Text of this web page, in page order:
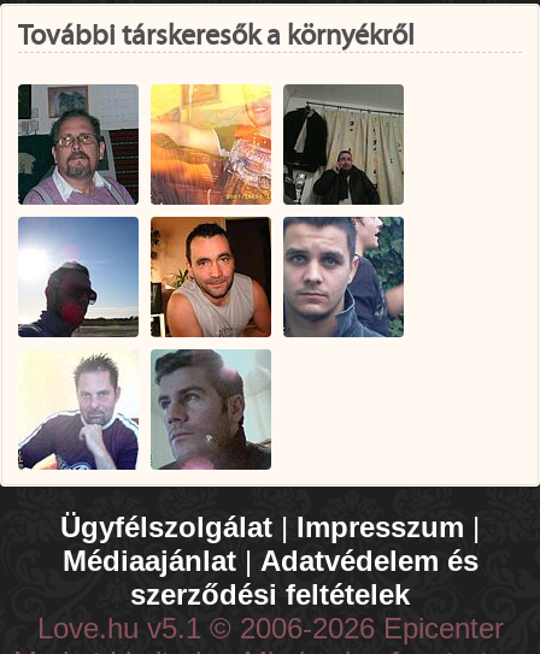
További társkeresők a környékről
Ügyfélszolgálat | Impresszum |
Médiaajánlat| Adatvédelem és
szerződési feltételek
Love.hu v5.1 © 2006-2026 Epicenter